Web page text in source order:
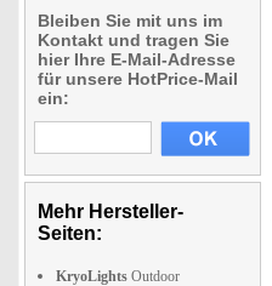
Bleiben Sie mit uns im
Kontakt und tragen Sie
hier Ihre E-Mail-Adresse
für unsere HotPrice-Mail
ein:
Mehr Hersteller-
Seiten:
KryoLights Outdoor